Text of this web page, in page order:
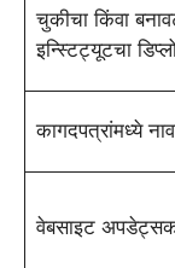
चुकीचा किंवा
इन्स्टिट्यूटचा
कागदपत्रांमध्ये
वेबसाइट